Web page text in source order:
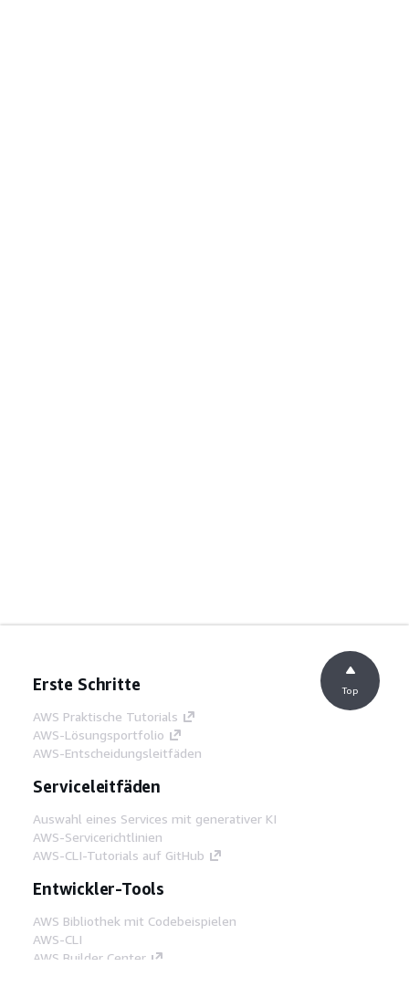
Erste Schritte
AWS Praktische Tutorials
AWS-Lösungsportfolio
AWS-Entscheidungsleitfäden
Serviceleitfäden
Auswahl eines Services mit generativer KI
AWS-Servicerichtlinien
AWS-CLI-Tutorials auf GitHub
Entwickler-Tools
AWS Bibliothek mit Codebeispielen
AWS-CLI
AWS Builder Center
Top